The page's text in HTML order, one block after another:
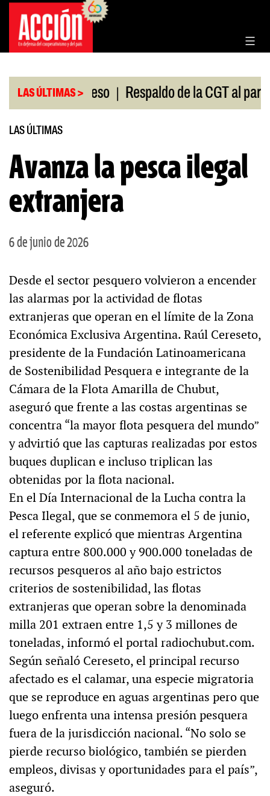
Saltar
contenido
LAS ÚLTIMAS >
en el Congreso | Respaldo de la CGT al paro
LAS ÚLTIMAS
Avanza la pesca ilegal
extranjera
6 de junio de 2026
Desde el sector pesquero volvieron a encender
las alarmas por la actividad de flotas
extranjeras que operan en el límite de la Zona
Económica Exclusiva Argentina. Raúl Cereseto,
presidente de la Fundación Latinoamericana
de Sostenibilidad Pesquera e integrante de la
Cámara de la Flota Amarilla de Chubut,
aseguró que frente a las costas argentinas se
concentra “la mayor flota pesquera del mundo”
y advirtió que las capturas realizadas por estos
buques duplican e incluso triplican las
obtenidas por la flota nacional.
En el Día Internacional de la Lucha contra la
Pesca Ilegal, que se conmemora el 5 de junio,
el referente explicó que mientras Argentina
captura entre 800.000 y 900.000 toneladas de
recursos pesqueros al año bajo estrictos
criterios de sostenibilidad, las flotas
extranjeras que operan sobre la denominada
milla 201 extraen entre 1,5 y 3 millones de
toneladas, informó el portal radiochubut.com.
Según señaló Cereseto, el principal recurso
afectado es el calamar, una especie migratoria
que se reproduce en aguas argentinas pero que
luego enfrenta una intensa presión pesquera
fuera de la jurisdicción nacional. “No solo se
pierde recurso biológico, también se pierden
empleos, divisas y oportunidades para el país”,
aseguró.